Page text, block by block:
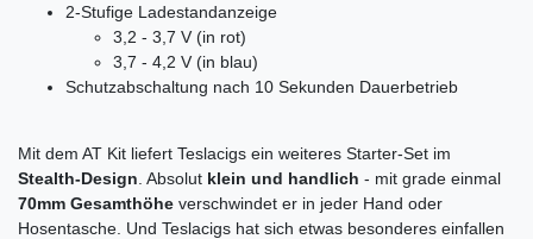
2-Stufige Ladestandanzeige
3,2 - 3,7 V (in rot)
3,7 - 4,2 V (in blau)
Schutzabschaltung nach 10 Sekunden Dauerbetrieb
Mit dem AT Kit liefert Teslacigs ein weiteres Starter-Set im
Stealth-Design . Absolut klein und handlich - mit grade einmal
70mm Gesamthöhe verschwindet er in jeder Hand oder
Hosentasche. Und Teslacigs hat sich etwas besonderes einfallen